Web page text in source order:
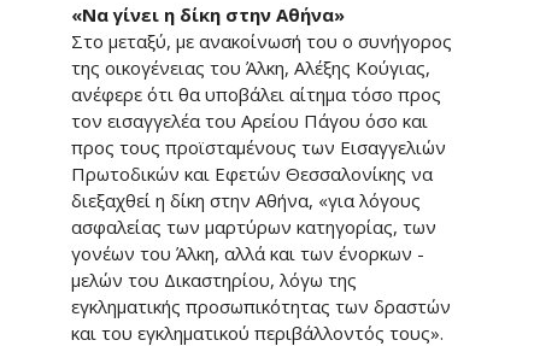
«Να γίνει η δίκη στην Αθήνα»
Στο μεταξύ, με ανακοίνωσή του ο συνήγορος
της οικογένειας του Άλκη, Αλέξης Κούγιας,
ανέφερε ότι θα υποβάλει αίτημα τόσο προς
τον εισαγγελέα του Αρείου Πάγου όσο και
προς τους προϊσταμένους των Εισαγγελιών
Πρωτοδικών και Εφετών Θεσσαλονίκης να
διεξαχθεί η δίκη στην Αθήνα, «για λόγους
ασφαλείας των μαρτύρων κατηγορίας, των
γονέων του Άλκη, αλλά και των ένορκων -
μελών του Δικαστηρίου, λόγω της
εγκληματικής προσωπικότητας των δραστών
και του εγκληματικού περιβάλλοντός τους».